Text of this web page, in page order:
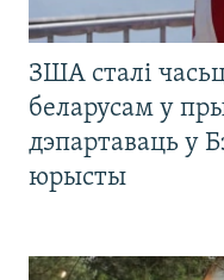
ЗША сталі
беларусам у
дэпартаваць у
юрысты